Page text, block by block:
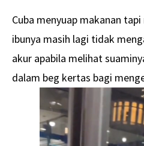
Cuba menyuap makanan
ibunya masih lagi tidak
akur apabila melihat
dalam beg kertas bagi